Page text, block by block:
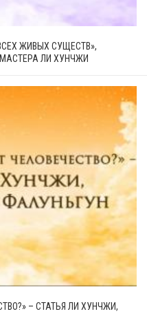
ЖИВЫХ СУЩЕСТВ»,
ЛИ ХУНЧЖИ
– СТАТЬЯ ЛИ ХУНЧЖИ,